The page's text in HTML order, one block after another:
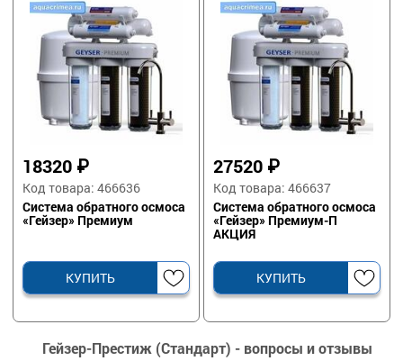
18320 ₽
Код товара: 466636
Система обратного осмоса
«Гейзер» Премиум
КУПИТЬ
27520 ₽
Код товара: 466637
Система обратного осмоса
«Гейзер» Премиум-П
АКЦИЯ
КУПИТЬ
Гейзер-Престиж (Стандарт) - вопросы и отзывы